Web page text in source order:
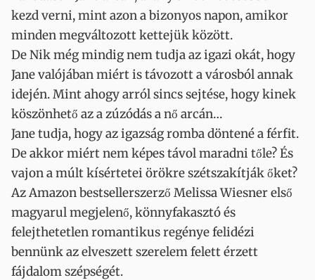
kezd verni, mint azon a bizonyos napon, amikor
minden megváltozott kettejük között.
De Nik még mindig nem tudja az igazi okát, hogy
Jane valójában miért is távozott a városból annak
idején. Mint ahogy arról sincs sejtése, hogy kinek
köszönhető az a zúzódás a nő arcán…
Jane tudja, hogy az igazság romba döntené a férfit.
De akkor miért nem képes távol maradni tőle? És
vajon a múlt kísértetei örökre szétszakítják őket?
Az Amazon bestsellerszerző Melissa Wiesner első
magyarul megjelenő, könnyfakasztó és
felejthetetlen romantikus regénye felidézi
bennünk az elveszett szerelem felett érzett
fájdalom szépségét.